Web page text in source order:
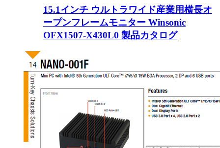
15.1インチ ウルトラワイド産業用横長オ
ープンフレームモニター Winsonic
OFX1507-X430L0 製品カタログ